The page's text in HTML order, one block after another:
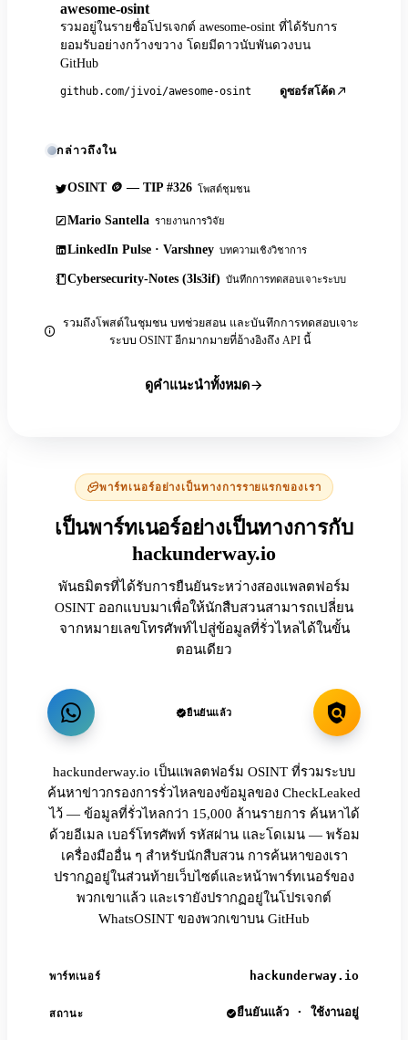
awesome-osint
รวมอยู่ในรายชื่อโปรเจกต์ awesome-osint ที่ได้รับการ
ยอมรับอย่างกว้างขวาง โดยมีดาวนับพันดวงบน
GitHub
github.com/jivoi/awesome-osint ดูซอร์สโค้ด
กล่าวถึงใน
OSINT 🪙 — TIP #326 โพสต์ชุมชน
Mario Santella รายงานการวิจัย
LinkedIn Pulse · Varshney บทความเชิงวิชาการ
Cybersecurity-Notes (3ls3if) บันทึกการทดสอบเจาะระบบ
รวมถึงโพสต์ในชุมชน บทช่วยสอน และบันทึกการทดสอบเจาะ
ระบบ OSINT อีกมากมายที่อ้างอิงถึง API นี้
ดูคำแนะนำทั้งหมด
พาร์ทเนอร์อย่างเป็นทางการรายแรกของเรา
เป็นพาร์ทเนอร์อย่างเป็นทางการกับ
hackunderway.io
พันธมิตรที่ได้รับการยืนยันระหว่างสองแพลตฟอร์ม
OSINT ออกแบบมาเพื่อให้นักสืบสวนสามารถเปลี่ยน
จากหมายเลขโทรศัพท์ไปสู่ข้อมูลที่รั่วไหลได้ในขั้น
ตอนเดียว
ยืนยันแล้ว
hackunderway.io เป็นแพลตฟอร์ม OSINT ที่รวมระบบ
ค้นหาข่าวกรองการรั่วไหลของข้อมูลของ CheckLeaked
ไว้ — ข้อมูลที่รั่วไหลกว่า 15,000 ล้านรายการ ค้นหาได้
ด้วยอีเมล เบอร์โทรศัพท์ รหัสผ่าน และโดเมน — พร้อม
เครื่องมืออื่น ๆ สำหรับนักสืบสวน การค้นหาของเรา
ปรากฏอยู่ในส่วนท้ายเว็บไซต์และหน้าพาร์ทเนอร์ของ
พวกเขาแล้ว และเรายังปรากฏอยู่ในโปรเจกต์
WhatsOSINT ของพวกเขาบน GitHub
พาร์ทเนอร์ hackunderway.io
สถานะ ยืนยันแล้ว · ใช้งานอยู่